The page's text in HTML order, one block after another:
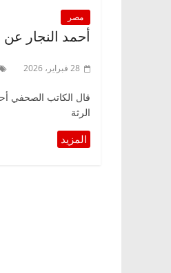
مصر
أحمد النجار
28 فبراير، 2026
قال الكاتب الصحفي
الرثة